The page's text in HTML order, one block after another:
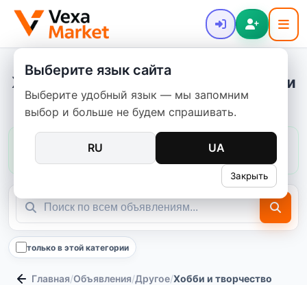
Выберите язык сайта
Выберите удобный язык — мы запомним
выбор и больше не будем спрашивать.
RU UA
Закрыть
Хобби и творчество - купить новое и
б/у
Цены в этой категории:
149–1 700 ₴
предложений
только в этой категории
Главная/Объявления/Другое/Хобби и творчество